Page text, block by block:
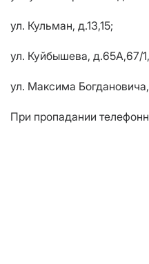
ул. Кульман, д.13,15;
ул. Куйбышева, д.65А,67/
ул. Максима
При пропадании